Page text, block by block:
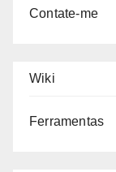
Contate-me
Wiki
Ferramentas